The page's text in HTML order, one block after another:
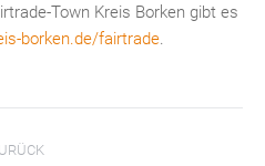
Town Kreis Borken gibt es
borken.de/fairtrade.